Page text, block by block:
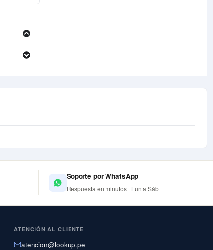
Soporte por WhatsApp
Respuesta en minutos · Lun a Sáb
ATENCIÓN AL CLIENTE
atencion@lookup.pe